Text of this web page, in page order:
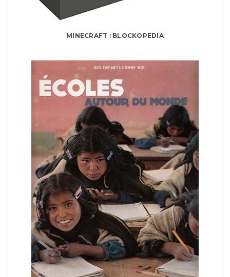
MINECRAFT : BLOCKOPEDIA